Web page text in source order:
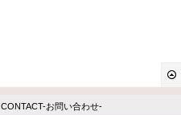
CONTACT-お問い合わせ-